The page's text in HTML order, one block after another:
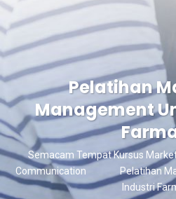
Pelatihan
Management
Semacam Tempat Kursus
Communication
Pelatihan
Industri